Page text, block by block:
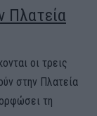
Πλατεία
οι τρεις
στην Πλατεία
τη